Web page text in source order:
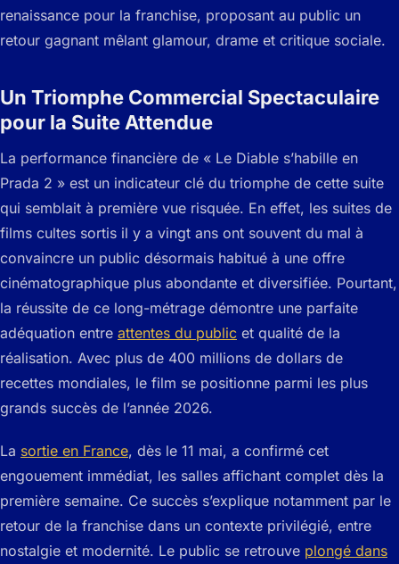
renaissance pour la franchise, proposant au public un
retour gagnant mêlant glamour, drame et critique sociale.
Un Triomphe Commercial Spectaculaire
pour la Suite Attendue
La performance financière de « Le Diable s’habille en
Prada 2 » est un indicateur clé du triomphe de cette suite
qui semblait à première vue risquée. En effet, les suites de
films cultes sortis il y a vingt ans ont souvent du mal à
convaincre un public désormais habitué à une offre
cinématographique plus abondante et diversifiée. Pourtant,
la réussite de ce long-métrage démontre une parfaite
adéquation entre attentes du public et qualité de la
réalisation. Avec plus de 400 millions de dollars de
recettes mondiales, le film se positionne parmi les plus
grands succès de l’année 2026.
La sortie en France, dès le 11 mai, a confirmé cet
engouement immédiat, les salles affichant complet dès la
première semaine. Ce succès s’explique notamment par le
retour de la franchise dans un contexte privilégié, entre
nostalgie et modernité. Le public se retrouve plongé dans